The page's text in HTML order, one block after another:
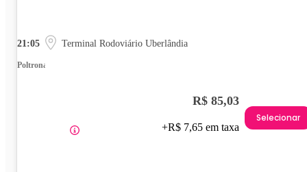
21:05 Terminal Rodoviário Uberlândia
Poltrona
R$ 85,03
+R$ 7,65 em taxa
Selecionar